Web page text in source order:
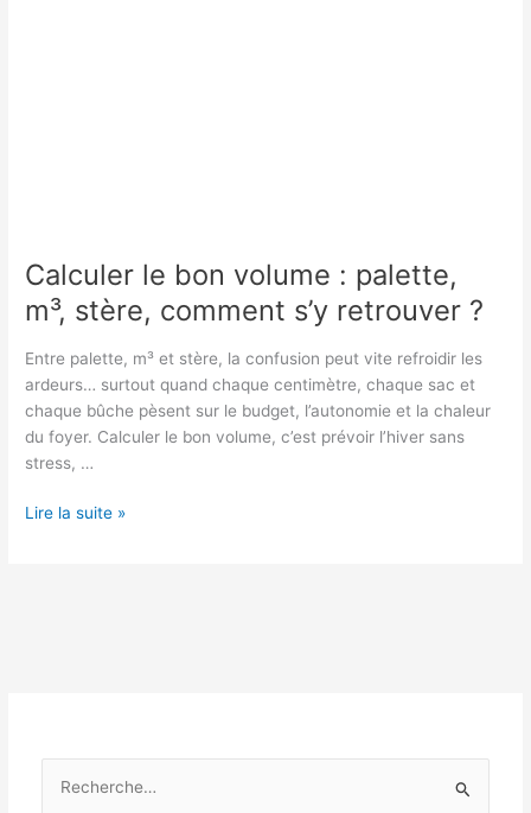
Calculer le bon volume : palette,
m³, stère, comment s’y retrouver ?
Entre palette, m³ et stère, la confusion peut vite refroidir les
ardeurs… surtout quand chaque centimètre, chaque sac et
chaque bûche pèsent sur le budget, l’autonomie et la chaleur
du foyer. Calculer le bon volume, c’est prévoir l’hiver sans
stress, …
Calculer
Lire la suite »